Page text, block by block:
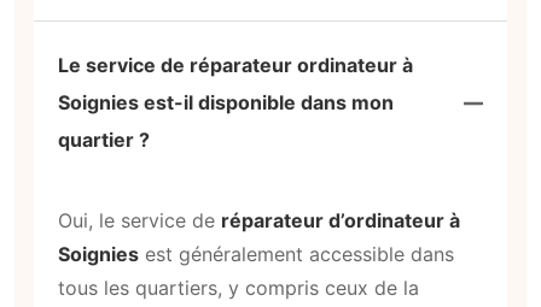
Le service de réparateur ordinateur à
Soignies est-il disponible dans mon
quartier ?
Oui, le service de réparateur d’ordinateur à
Soignies est généralement accessible dans
tous les quartiers, y compris ceux de la